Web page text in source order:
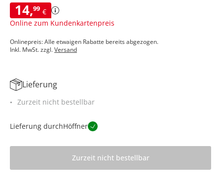
14,99 €
Online zum Kundenkartenpreis
Onlinepreis: Alle etwaigen Rabatte bereits abgezogen.
Inkl. MwSt. zzgl.Versand
Lieferung
Zurzeit nicht bestellbar
Lieferung durchHöffner
Zurzeit nicht bestellbar